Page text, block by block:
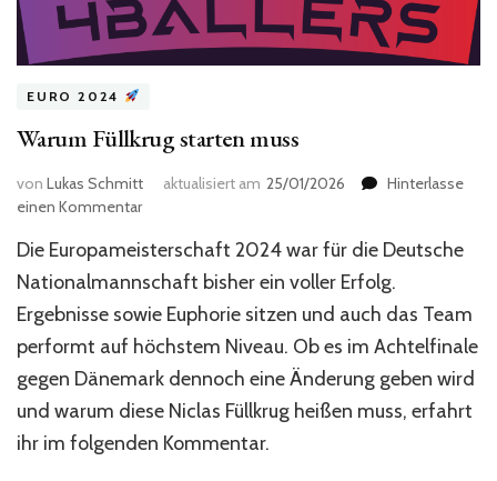
EURO 2024
Warum Füllkrug starten muss
von Lukas Schmitt aktualisiert am 25/01/2026
Hinterlasse
einen Kommentarzu
Füllkrug
starten
Die Europameisterschaft 2024 war für die Deutsche
Nationalmannschaft bisher ein voller Erfolg.
Ergebnisse sowie Euphorie sitzen und auch das Team
performt auf höchstem Niveau. Ob es im Achtelfinale
gegen Dänemark dennoch eine Änderung geben wird
und warum diese Niclas Füllkrug heißen muss, erfahrt
ihr im folgenden Kommentar.